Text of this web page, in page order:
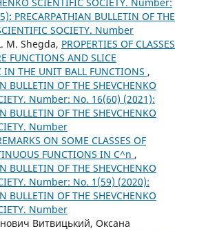
SCIENTIFIC SOCIETY. Number:
PRECARPATHIAN BULLETIN OF THE
SOCIETY. Number
M. Shegda, PROPERTIES OF CLASSES
FUNCTIONS AND SLICE
IN THE UNIT BALL FUNCTIONS ,
BULLETIN OF THE SHEVCHENKO
Number: No. 16(60) (2021):
BULLETIN OF THE SHEVCHENKO
Number
ON SOME CLASSES OF
FUNCTIONS IN C^n ,
BULLETIN OF THE SHEVCHENKO
Number: No. 1(59) (2020):
BULLETIN OF THE SHEVCHENKO
Number
Витвицький, Оксана